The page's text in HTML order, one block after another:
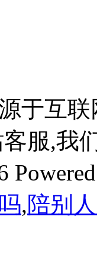
于互
服,我
,陪别